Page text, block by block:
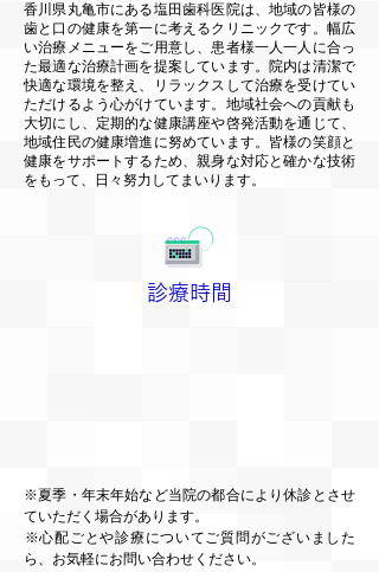
香川県丸亀市にある塩田歯科医院は、地域の皆様の
歯と口の健康を第一に考えるクリニックです。幅広
い治療メニューをご用意し、患者様一人一人に合っ
た最適な治療計画を提案しています。院内は清潔で
快適な環境を整え、リラックスして治療を受けてい
ただけるよう心がけています。地域社会への貢献も
大切にし、定期的な健康講座や啓発活動を通じて、
地域住民の健康増進に努めています。皆様の笑顔と
健康をサポートするため、親身な対応と確かな技術
をもって、日々努力してまいります。
診療時間
※夏季・年末年始など当院の都合により休診とさせ
ていただく場合があります。
​※心配ごとや診療についてご質問がございました
ら、お気軽にお問い合わせください。